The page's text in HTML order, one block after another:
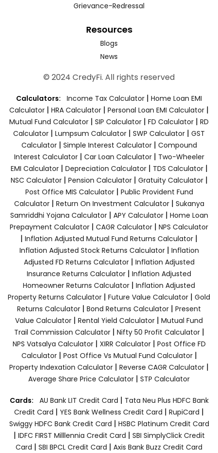
Grievance-Redressal
Resources
Blogs
News
© 2024 CredyFi. All rights reserved
Calculators: Income Tax Calculator | Home Loan EMI
Calculator | HRA Calculator | Personal Loan EMI Calculator |
Mutual Fund Calculator | SIP Calculator | FD Calculator | RD
Calculator | Lumpsum Calculator | SWP Calculator | GST
Calculator| Simple Interest Calculator| Compound
Interest Calculator| Car Loan Calculator| Two-Wheeler
EMI Calculator| Depreciation Calculator| TDS Calculator|
NSC Calculator| Pension Calculator| Gratuity Calculator|
Post Office MIS Calculator| Public Provident Fund
Calculator| Return On Investment Calculator| Sukanya
Samriddhi Yojana Calculator| APY Calculator| Home Loan
Prepayment Calculator | CAGR Calculator | NPS Calculator
| Inflation Adjusted Mutual Fund Returns Calculator |
Inflation Adjusted Stock Returns Calculator| Inflation
Adjusted FD Returns Calculator| Inflation Adjusted
Insurance Returns Calculator | Inflation Adjusted
Homeowner Returns Calculator | Inflation Adjusted
Property Returns Calculator | Future Value Calculator | Gold
Returns Calculator | Bond Returns Calculator | Present
Value Calculator | Rental Yield Calculator | Mutual Fund
Trail Commission Calculator| Nifty 50 Profit Calculator|
NPS Vatsalya Calculator| XIRR Calculator| Post Office FD
Calculator| Post Office Vs Mutual Fund Calculator|
Property Indexation Calculator | Reverse CAGR Calculator |
Average Share Price Calculator | STP Calculator
Cards: AU Bank LIT Credit Card | Tata Neu Plus HDFC Bank
Credit Card | YES Bank Wellness Credit Card | RupiCard |
Swiggy HDFC Bank Credit Card | HSBC Platinum Credit Card
| IDFC FIRST Milllennia Credit Card | SBI SimplyClick Credit
Card | SBI BPCL Credit Card | Axis Bank Buzz Credit Card